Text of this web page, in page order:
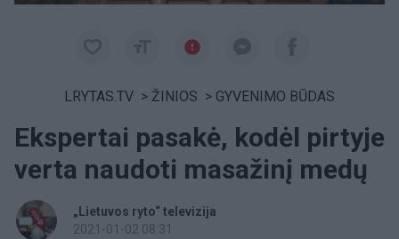
LRYTAS.TV > ŽINIOS > GYVENIMO BŪDAS
Ekspertai pasakė, kodėl pirtyje
verta naudoti masažinį medų
„Lietuvos ryto“ televizija
2021-01-02 08:31